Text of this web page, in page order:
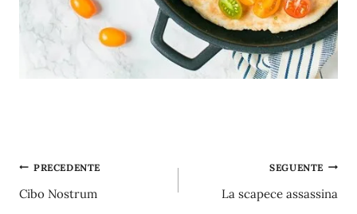
Navigazione
articoli
PRECEDENTE
Cibo Nostrum
SEGUENTE
La scapece assassina